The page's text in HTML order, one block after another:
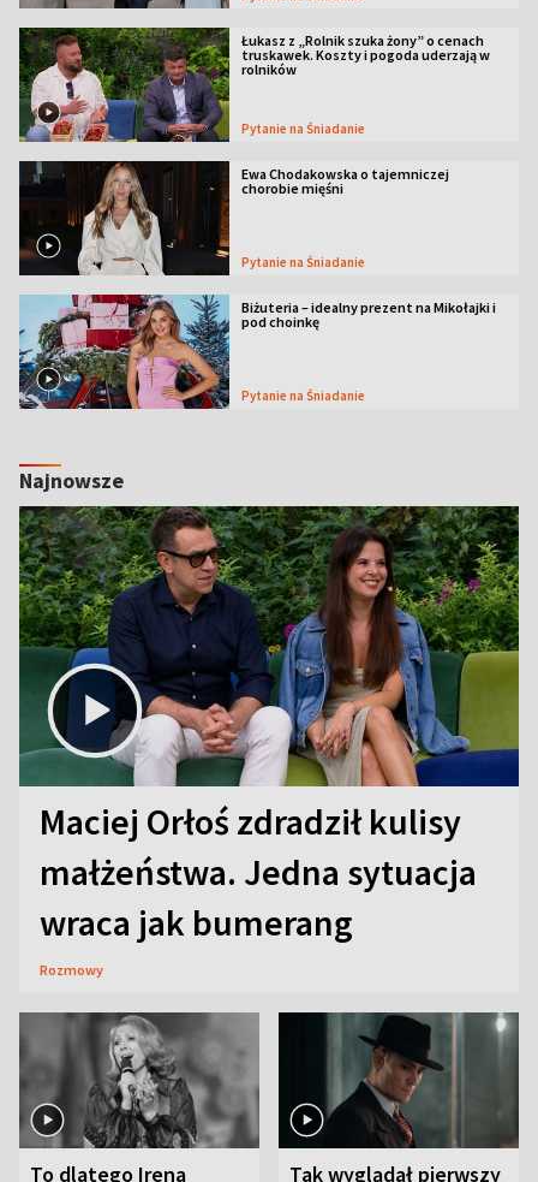
Łukasz z „Rolnik szuka żony” o cenach
truskawek. Koszty i pogoda uderzają w
rolników
Pytanie na Śniadanie
Ewa Chodakowska o tajemniczej
chorobie mięśni
Pytanie na Śniadanie
Biżuteria – idealny prezent na Mikołajki i
pod choinkę
Pytanie na Śniadanie
Najnowsze
Maciej Orłoś zdradził kulisy
małżeństwa. Jedna sytuacja
wraca jak bumerang
Rozmowy
To dlatego Irena Tak wyglądał pierwszy